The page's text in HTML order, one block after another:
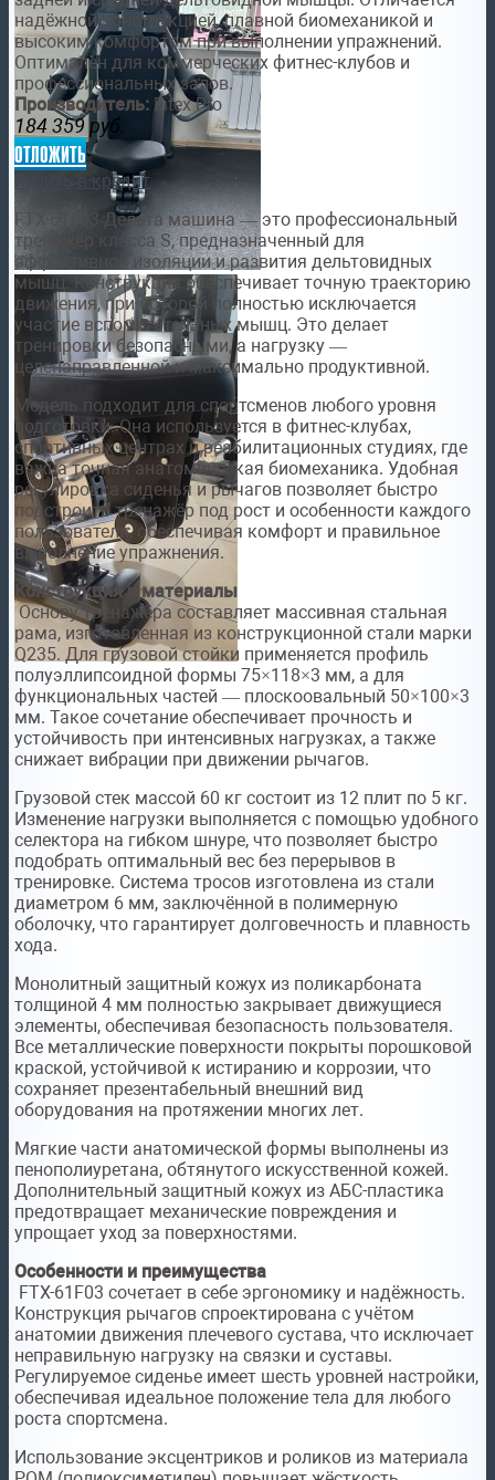
надёжной конструкцией, плавной биомеханикой и
высоким комфортом при выполнении упражнений.
Оптимален для коммерческих фитнес-клубов и
профессиональных залов.
Производитель: Fitex Pro
184 359 руб.
отложить
Купить в кредит
FTX-61F03 Дельта машина — это профессиональный
тренажёр класса S, предназначенный для
эффективной изоляции и развития дельтовидных
мышц. Конструкция обеспечивает точную траекторию
движения, при которой полностью исключается
участие вспомогательных мышц. Это делает
тренировки безопасными, а нагрузку —
целенаправленной и максимально продуктивной.
Модель подходит для спортсменов любого уровня
подготовки. Она используется в фитнес-клубах,
спортивных центрах и реабилитационных студиях, где
важна точная анатомическая биомеханика. Удобная
регулировка сиденья и рычагов позволяет быстро
подстроить тренажёр под рост и особенности каждого
пользователя, обеспечивая комфорт и правильное
выполнение упражнения.
Конструкция и материалы
Основу тренажёра составляет массивная стальная
рама, изготовленная из конструкционной стали марки
Q235. Для грузовой стойки применяется профиль
полуэллипсоидной формы 75×118×3 мм, а для
функциональных частей — плоскоовальный 50×100×3
мм. Такое сочетание обеспечивает прочность и
устойчивость при интенсивных нагрузках, а также
снижает вибрации при движении рычагов.
Грузовой стек массой 60 кг состоит из 12 плит по 5 кг.
Изменение нагрузки выполняется с помощью удобного
селектора на гибком шнуре, что позволяет быстро
подобрать оптимальный вес без перерывов в
тренировке. Система тросов изготовлена из стали
диаметром 6 мм, заключённой в полимерную
оболочку, что гарантирует долговечность и плавность
хода.
Монолитный защитный кожух из поликарбоната
толщиной 4 мм полностью закрывает движущиеся
элементы, обеспечивая безопасность пользователя.
Все металлические поверхности покрыты порошковой
краской, устойчивой к истиранию и коррозии, что
сохраняет презентабельный внешний вид
оборудования на протяжении многих лет.
Мягкие части анатомической формы выполнены из
пенополиуретана, обтянутого искусственной кожей.
Дополнительный защитный кожух из АБС-пластика
предотвращает механические повреждения и
упрощает уход за поверхностями.
Особенности и преимущества
FTX-61F03 сочетает в себе эргономику и надёжность.
Конструкция рычагов спроектирована с учётом
анатомии движения плечевого сустава, что исключает
неправильную нагрузку на связки и суставы.
Регулируемое сиденье имеет шесть уровней настройки,
обеспечивая идеальное положение тела для любого
роста спортсмена.
Использование эксцентриков и роликов из материала